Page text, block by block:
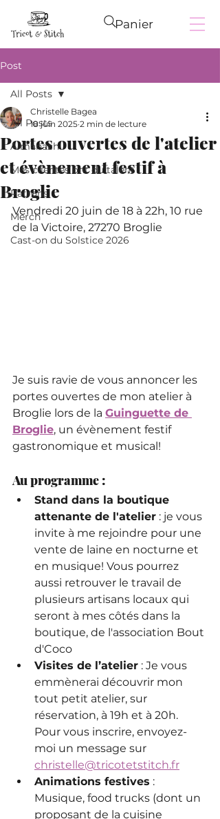
Panier
Post
All Posts
Almanach
Mes clientes ont du talent
Patrons
Merch
Cast-on du Solstice 2026
All Posts
Portes ouvertes de l'atelier
et évènement festif à
Broglie
Christelle Bagea
18 juin 2025 2 min de lecture
Vendredi 20 juin de 18 à 22h, 10 rue
de la Victoire, 27270 Broglie
Je suis ravie de vous annoncer les
portes ouvertes de mon atelier à
Broglie lors de la Guinguette de
Broglie, un évènement festif
gastronomique et musical!
Au programme :
Stand dans la boutique
attenante de l'atelier : je vous
invite à me rejoindre pour une
vente de laine en nocturne et
en musique! Vous pourrez
aussi retrouver le travail de
plusieurs artisans locaux qui
seront à mes côtés dans la
boutique, de l'association Bout
d'Coco
Visites de l’atelier : Je vous
emmènerai découvrir mon
tout petit atelier, sur
réservation, à 19h et à 20h.
Pour vous inscrire, envoyez-
moi un message sur
christelle@tricotetstitch.fr
Animations festives :
Musique, food trucks (dont un
proposant de la cuisine